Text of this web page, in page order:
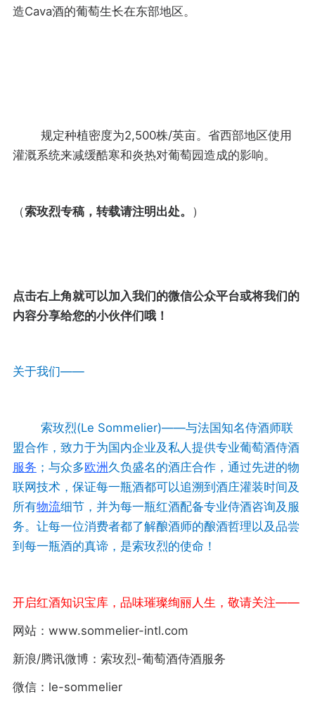
造Cava酒的葡萄生长在东部地区。
规定种植密度为2,500株/英亩。省西部地区使用
灌溉系统来减缓酷寒和炎热对葡萄园造成的影响。
（索玫烈专稿，转载请注明出处。 ）
点击右上角就可以加入我们的微信公众平台或将我们的
内容分享给您的小伙伴们哦！
关于我们——
索玫烈(Le Sommelier)——与法国知名侍酒师联
盟合作，致力于为国内企业及私人提供专业葡萄酒侍酒
服务 ；与众多欧洲 久负盛名的酒庄合作，通过先进的物
联网技术，保证每一瓶酒都可以追溯到酒庄灌装时间及
所有物流细节，并为每一瓶红酒配备专业侍酒咨询及服
务。让每一位消费者都了解酿酒师的酿酒哲理以及品尝
到每一瓶酒的真谛，是索玫烈的使命！
开启红酒知识宝库，品味璀璨绚丽人生，敬请关注——
网站：www.sommelier-intl.com
新浪/腾讯微博：索玫烈-葡萄酒侍酒服务
微信：le-sommelier